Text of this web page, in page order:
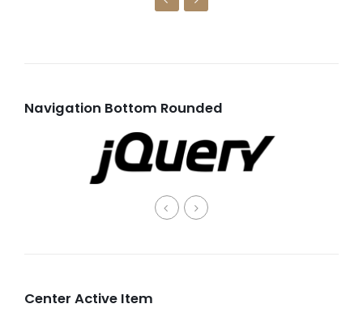
Navigation Bottom Rounded
Center Active Item